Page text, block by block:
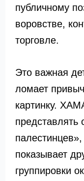
публичному
воровстве,
торговле.
Это важная
ломает
картинку.
представлять
показывает
группировки